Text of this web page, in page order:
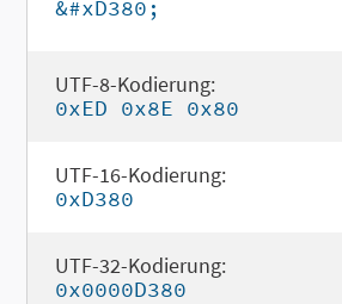
&#xD380;
UTF-8-Kodierung:
0xED 0x8E 0x80
UTF-16-Kodierung:
0xD380
UTF-32-Kodierung:
0x0000D380